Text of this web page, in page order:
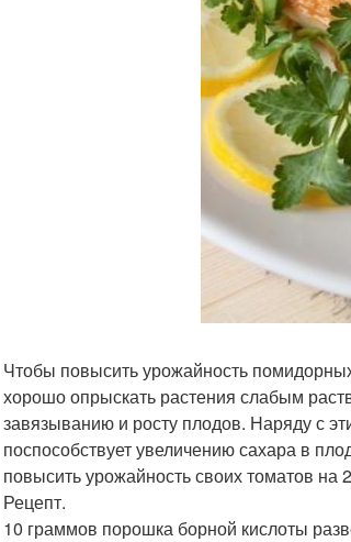
Чтобы повысить урожайность
хорошо опрыскать растения слабым
завязыванию и росту плодов. Наряду с
поспособствует увеличению сахара в
повысить урожайность своих томатов на
Рецепт.
10 граммов порошка борной кислоты